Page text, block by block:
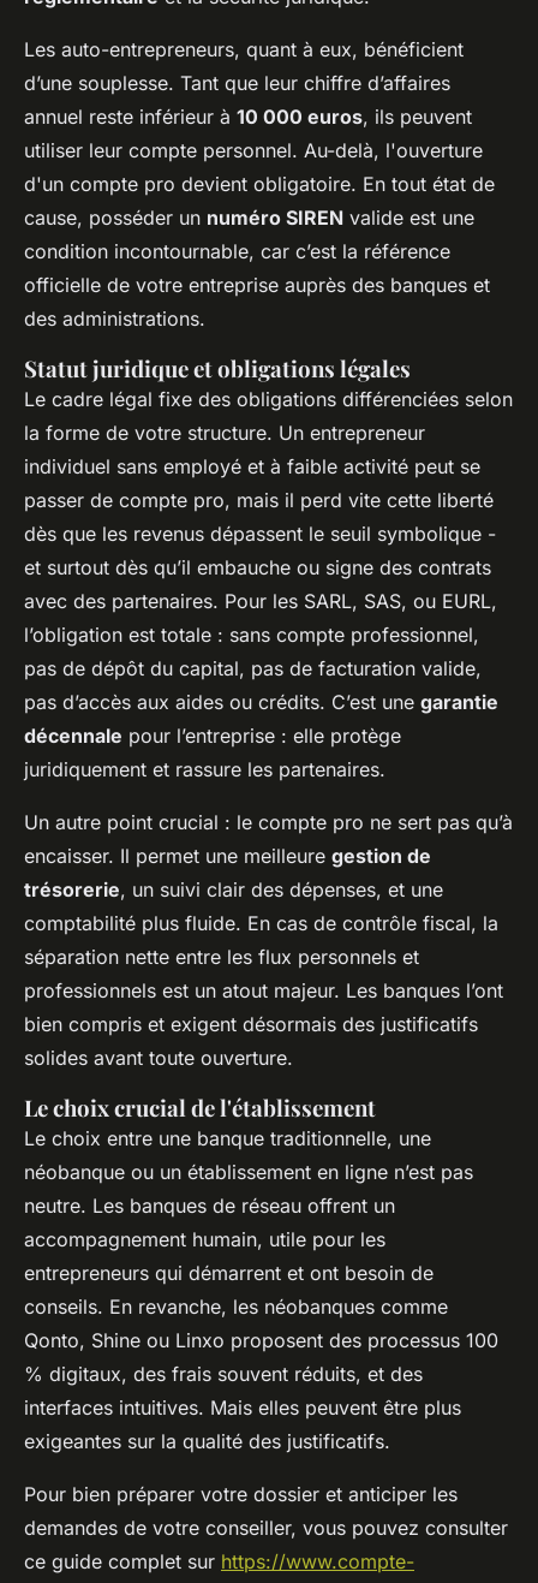
Les auto-entrepreneurs, quant à eux, bénéficient
d’une souplesse. Tant que leur chiffre d’affaires
annuel reste inférieur à 10 000 euros, ils peuvent
utiliser leur compte personnel. Au-delà, l'ouverture
d'un compte pro devient obligatoire. En tout état de
cause, posséder un numéro SIREN valide est une
condition incontournable, car c’est la référence
officielle de votre entreprise auprès des banques et
des administrations.
Statut juridique et obligations légales
Le cadre légal fixe des obligations différenciées selon
la forme de votre structure. Un entrepreneur
individuel sans employé et à faible activité peut se
passer de compte pro, mais il perd vite cette liberté
dès que les revenus dépassent le seuil symbolique -
et surtout dès qu’il embauche ou signe des contrats
avec des partenaires. Pour les SARL, SAS, ou EURL,
l’obligation est totale : sans compte professionnel,
pas de dépôt du capital, pas de facturation valide,
pas d’accès aux aides ou crédits. C’est une garantie
décennale pour l’entreprise : elle protège
juridiquement et rassure les partenaires.
Un autre point crucial : le compte pro ne sert pas qu’à
encaisser. Il permet une meilleure gestion de
trésorerie, un suivi clair des dépenses, et une
comptabilité plus fluide. En cas de contrôle fiscal, la
séparation nette entre les flux personnels et
professionnels est un atout majeur. Les banques l’ont
bien compris et exigent désormais des justificatifs
solides avant toute ouverture.
Le choix crucial de l'établissement
Le choix entre une banque traditionnelle, une
néobanque ou un établissement en ligne n’est pas
neutre. Les banques de réseau offrent un
accompagnement humain, utile pour les
entrepreneurs qui démarrent et ont besoin de
conseils. En revanche, les néobanques comme
Qonto, Shine ou Linxo proposent des processus 100
% digitaux, des frais souvent réduits, et des
interfaces intuitives. Mais elles peuvent être plus
exigeantes sur la qualité des justificatifs.
Pour bien préparer votre dossier et anticiper les
demandes de votre conseiller, vous pouvez consulter
ce guide complet sur https://www.compte-